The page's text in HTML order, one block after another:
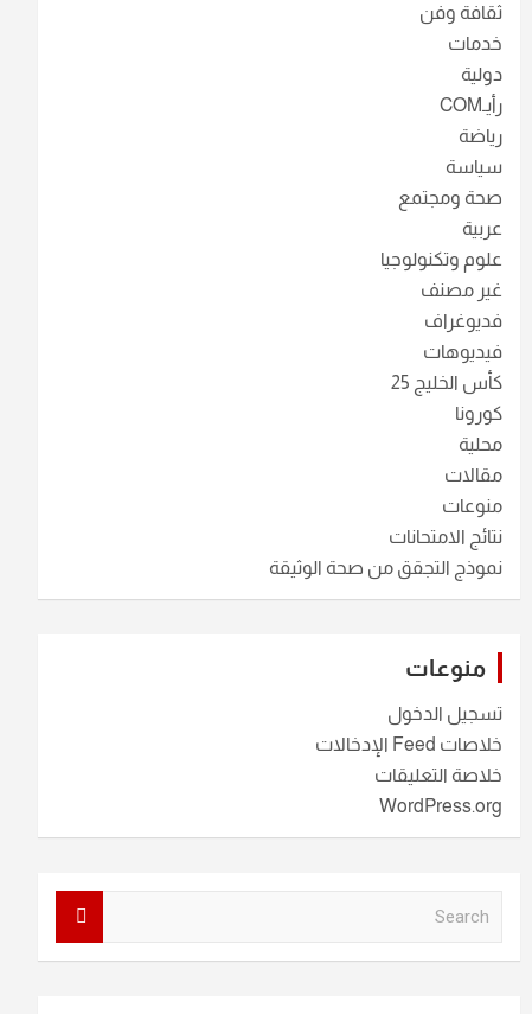
ثقافة وفن
خدمات
دولية
رأيـCOM
رياضة
سياسة
صحة ومجتمع
عربية
علوم وتكنولوجيا
غير مصنف
فديوغراف
فيديوهات
كأس الخليج 25
كورونا
محلية
مقالات
منوعات
نتائج الامتحانات
نموذج التجقق من صحة الوثيقة
منوعات
تسجيل الدخول
خلاصات Feed الإدخالات
خلاصة التعليقات
WordPress.org